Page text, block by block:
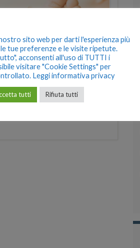
sito web per darti l'esperienza più
tue preferenze e le visite ripetute.
acconsenti all'uso di TUTTI i
visitare "Cookie Settings" per
Leggi informativa privacy
tutti Rifiuta tutti